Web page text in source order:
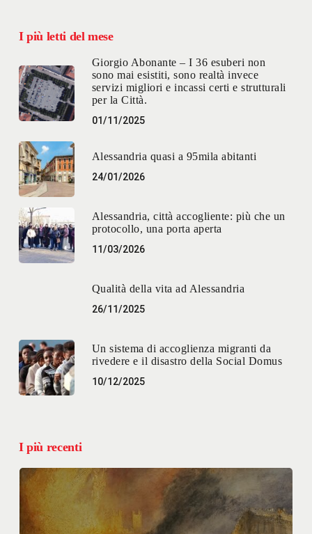
I più letti del mese
Giorgio Abonante – I 36 esuberi non
sono mai esistiti, sono realtà invece
servizi migliori e incassi certi e strutturali
per la Città.
01/11/2025
Alessandria quasi a 95mila abitanti
24/01/2026
Alessandria, città accogliente: più che un
protocollo, una porta aperta
11/03/2026
Qualità della vita ad Alessandria
26/11/2025
Un sistema di accoglienza migranti da
rivedere e il disastro della Social Domus
10/12/2025
I più recenti